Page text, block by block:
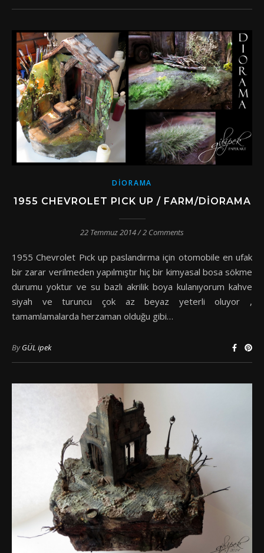
DIORAMA
1955 CHEVROLET PICK UP / FARM/DIORAMA
22 Temmuz 2014/2 Comments
1955 Chevrolet Pıck up paslandırma için otomobile en ufak
bir zarar verilmeden yapılmıştır hiç bir kimyasal bosa sökme
durumu yoktur ve su bazlı akrilik boya kulanıyorum kahve
siyah ve turuncu çok az beyaz yeterli oluyor ,
tamamlamalarda herzaman olduğu gibi…
ByGÜL ipek